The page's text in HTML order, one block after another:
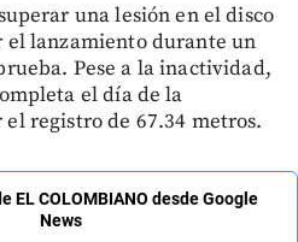
una lesión en el disco
lanzamiento durante un
Pese a la inactividad,
el día de la
registro de 67.34 metros.
EL COLOMBIANO desde Google
News